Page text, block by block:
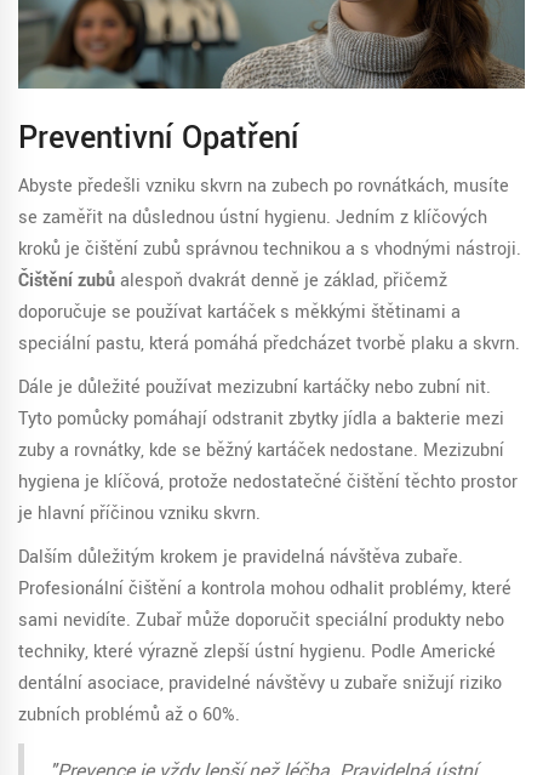
Preventivní Opatření
Abyste předešli vzniku skvrn na zubech po rovnátkách, musíte
se zaměřit na důslednou ústní hygienu. Jedním z klíčových
kroků je čištění zubů správnou technikou a s vhodnými nástroji.
Čištění zubůalespoň dvakrát denně je základ, přičemž
doporučuje se používat kartáček s měkkými štětinami a
speciální pastu, která pomáhá předcházet tvorbě plaku a skvrn.
Dále je důležité používat mezizubní kartáčky nebo zubní nit.
Tyto pomůcky pomáhají odstranit zbytky jídla a bakterie mezi
zuby a rovnátky, kde se běžný kartáček nedostane. Mezizubní
hygiena je klíčová, protože nedostatečné čištění těchto prostor
je hlavní příčinou vzniku skvrn.
Dalším důležitým krokem je pravidelná návštěva zubaře.
Profesionální čištění a kontrola mohou odhalit problémy, které
sami nevidíte. Zubař může doporučit speciální produkty nebo
techniky, které výrazně zlepší ústní hygienu. Podle Americké
dentální asociace, pravidelné návštěvy u zubaře snižují riziko
zubních problémů až o 60%.